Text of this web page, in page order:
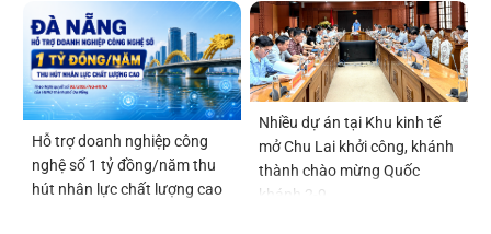
Hỗ trợ doanh nghiệp công
nghệ số 1 tỷ đồng/năm thu
hút nhân lực chất lượng cao
Nhiều dự án tại Khu kinh tế
mở Chu Lai khởi công, khánh
thành chào mừng Quốc
khánh 2-9